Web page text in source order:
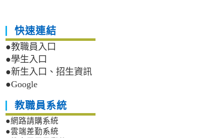
快速連結
●教職員入口
●學生入口
●新生入口、招生資訊
●Google
教職員系統
●網路請購系統
●雲端差勤系統